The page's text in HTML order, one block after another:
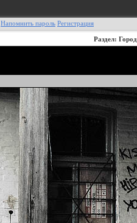
Напомнить пароль Регистрация
Раздел: Город